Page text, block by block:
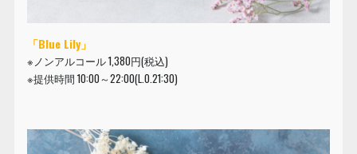
「Blue Lily」
※ノンアルコール 1,380円(税込)
※提供時間 10:00～22:00(L.O.21:30)